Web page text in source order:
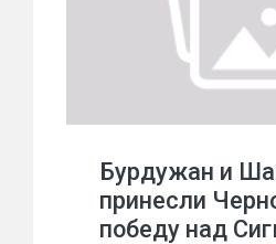
Бурдужан и
принесли
победу над